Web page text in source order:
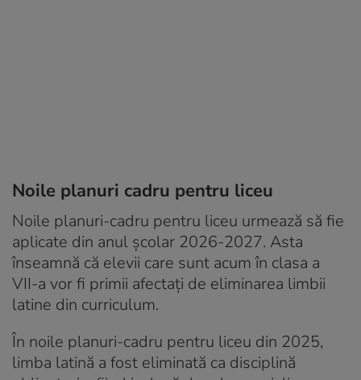
Noile planuri cadru pentru liceu
Noile planuri-cadru pentru liceu urmează să fie
aplicate din anul școlar 2026-2027. Asta
înseamnă că elevii care sunt acum în clasa a
VII-a vor fi primii afectați de eliminarea limbii
latine din curriculum.
În noile planuri-cadru pentru liceu din 2025,
limba latină a fost eliminată ca disciplină